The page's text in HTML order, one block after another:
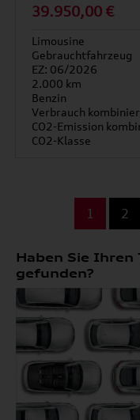
39.950,00 €
Limousine
Gebrauchtfahrzeug
EZ: 06/2026
2.000 km
Benzin
Verbrauch
CO2-Emission
CO2-Klasse
1 2
Haben Sie
gefunden?